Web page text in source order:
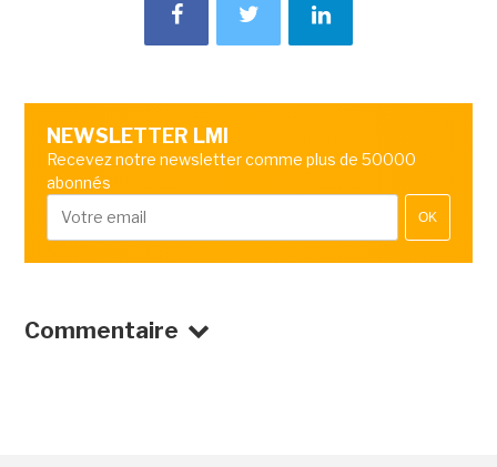
NEWSLETTER LMI
Recevez notre newsletter comme plus de 50000
abonnés
OK
Commentaire